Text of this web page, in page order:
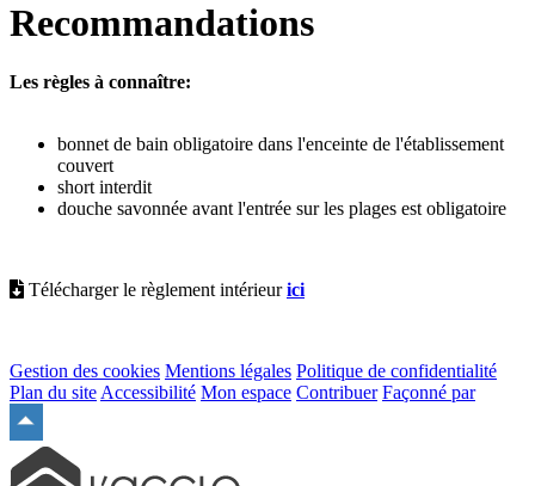
Recommandations
Les règles à connaître:
bonnet de bain obligatoire dans l'enceinte de l'établissement
couvert
short interdit
douche savonnée avant l'entrée sur les plages est obligatoire
Télécharger le règlement intérieurici
Gestion des cookies Mentions légales Politique de confidentialité
Plan du site Accessibilité Mon espace Contribuer Façonné par
haut
du